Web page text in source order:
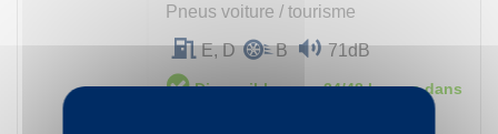
Pneus voiture / tourisme
E, D B 71dB
Disponible sous 24/48 heures dans